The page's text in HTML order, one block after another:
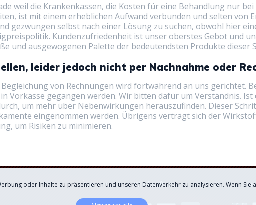
weil die Krankenkassen, die Kosten für eine Behandlung nur bei
ist mit einem erheblichen Aufwand verbunden und selten von
gezwungen selbst nach einer Lösung zu suchen, obwohl hier
Kundenzufriedenheit ist unser oberstes Gebot und
und ausgewogenen Palette der bedeutendsten Produkte dieser
leider jedoch nicht per Nachnahme oder
von Rechnungen wird fortwährend an uns gerichtet.
Vorkasse gegangen werden. Wir bitten dafür um Verständnis.
um mehr über Nebenwirkungen herauszufinden. Dieser
eingenommen werden. Übrigens verträgt sich der
um Risiken zu minimieren.
Über uns Wie kauft man FAQ
oder Inhalte zu präsentieren und unseren Datenverkehr zu analysieren. Wenn Sie